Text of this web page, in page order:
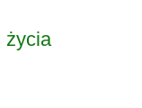
życia